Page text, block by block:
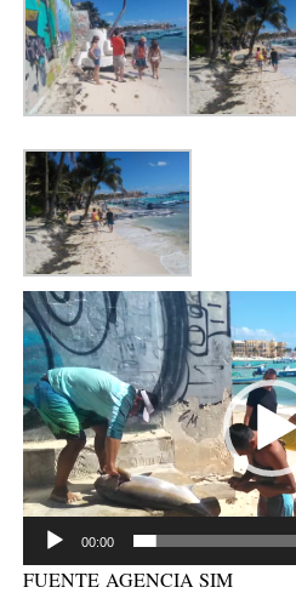
Reproductor
de
vídeo
00:00
FUENTE AGENCIA SIM